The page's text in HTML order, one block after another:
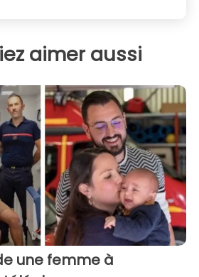
aimer aussi
une femme à